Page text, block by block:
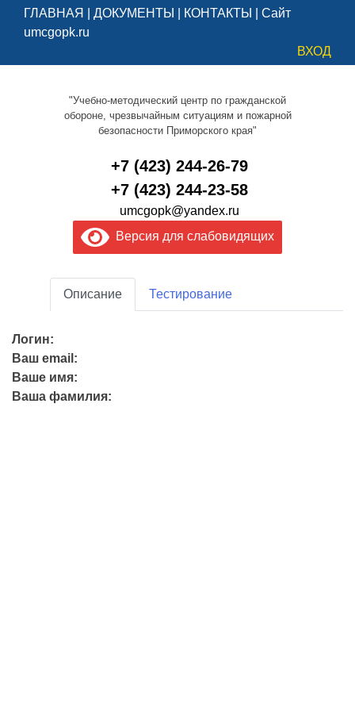
ГЛАВНАЯ ДОКУМЕНТЫ КОНТАКТЫ
Сайт
umcgopk.ru
ВХОД
"Учебно-методический центр по гражданской
обороне, чрезвычайным ситуациям и пожарной
безопасности Приморского края"
+7 (423) 244-26-79
+7 (423) 244-23-58
umcgopk@yandex.ru
Версия для слабовидящих
Описание Тестирование
Логин:
Ваш email:
Ваше имя:
Ваша фамилия: